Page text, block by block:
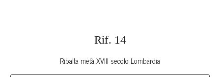
Rif. 14
Ribalta metà XVIII secolo Lombardia